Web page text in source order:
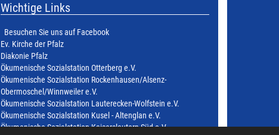
Wichtige Links
Besuchen Sie uns auf Facebook
Ev. Kirche der Pfalz
Diakonie Pfalz
Ökumenische Sozialstation Otterberg e.V.
Ökumenische Sozialstation Rockenhausen/Alsenz-
Obermoschel/Winnweiler e.V.
Ökumenische Sozialstation Lauterecken-Wolfstein e.V.
Ökumenische Sozialstation Kusel - Altenglan e.V.
Ökumenische Sozialstation Kaiserslautern Süd e.V.